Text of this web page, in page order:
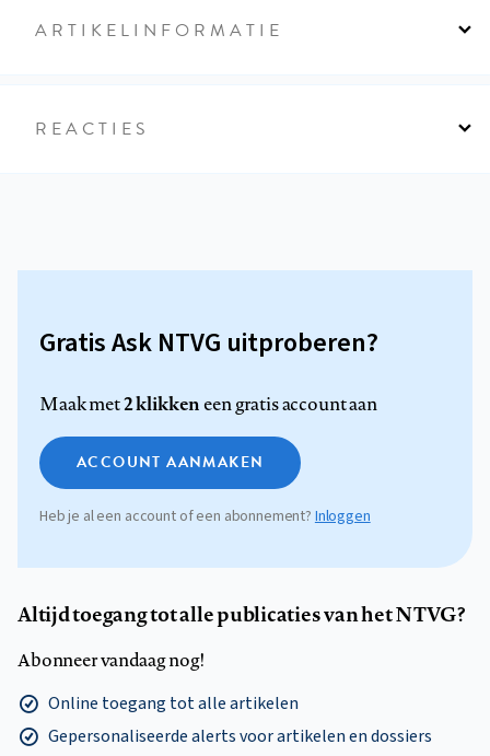
ARTIKELINFORMATIE
REACTIES
Gratis Ask NTVG uitproberen?
Maak met2 klikkeneen gratis account aan
ACCOUNT AANMAKEN
Heb je al een account of een abonnement?Inloggen
Altijd toegang tot alle publicaties van het NTVG?
Abonneer vandaag nog!
Online toegang tot alle artikelen
Gepersonaliseerde alerts voor artikelen en dossiers